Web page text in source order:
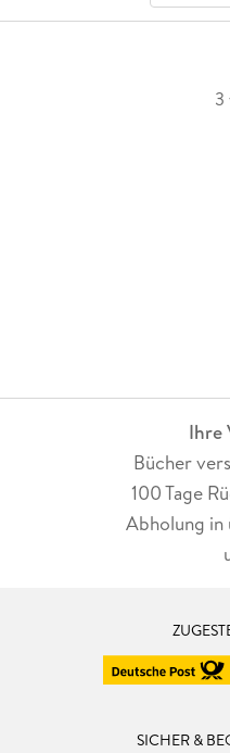
3
Ihre
Bücher
100 Tage
Abholung in
SICHER &